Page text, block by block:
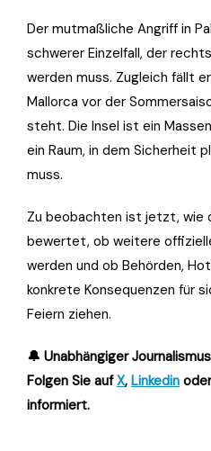
Der mutmaßliche Angriff in
schwerer Einzelfall, der
werden muss. Zugleich fällt
Mallorca vor der
steht. Die Insel ist ein
ein Raum, in dem Sicherheit
muss.
Zu beobachten ist jetzt, wie
bewertet, ob weitere
werden und ob Behörden,
konkrete Konsequenzen für
Feiern ziehen.
🔔 Unabhängiger
Folgen Sie aufX, Linkedin
informiert.